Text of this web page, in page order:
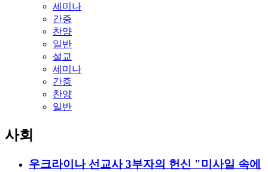
세미나
간증
찬양
일반
설교
세미나
간증
찬양
일반
사회
우크라이나 선교사 3부자의 헌신 "미사일 속에